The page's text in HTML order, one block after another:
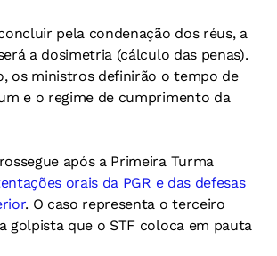
pela condenação dos réus, a
a dosimetria (cálculo das penas).
os ministros definirão o tempo de
e o regime de cumprimento da
após a Primeira Turma
orais da PGR e das defesas
. O caso representa o terceiro
golpista que o STF coloca em pauta